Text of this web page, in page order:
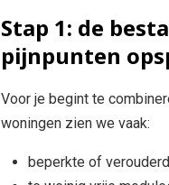
Stap 1: de
pijnpunten
Voor je begint te
woningen zien we vaak:
beperkte of